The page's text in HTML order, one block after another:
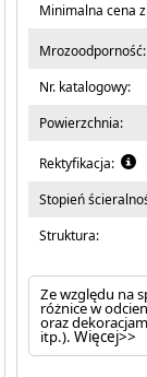
Minimalna cena
Nr. katalogowy:
Powierzchnia:
Rektyfikacja:
Stopień
Struktura:
Ze względu na
różnice w
oraz
itp.).Więcej>>